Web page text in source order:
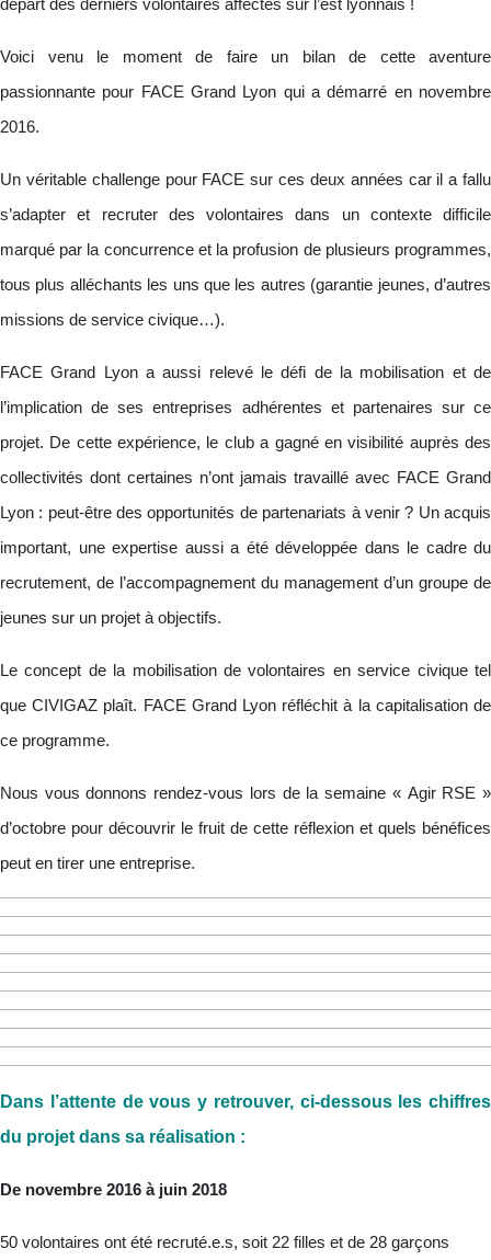
départ des derniers volontaires affectés sur l’est lyonnais !
Voici venu le moment de faire un bilan de cette aventure
passionnante pour FACE Grand Lyon qui a démarré en novembre
2016.
Un véritable challenge pour FACE sur ces deux années car il a fallu
s’adapter et recruter des volontaires dans un contexte difficile
marqué par la concurrence et la profusion de plusieurs programmes,
tous plus alléchants les uns que les autres (garantie jeunes, d’autres
missions de service civique…).
FACE Grand Lyon a aussi relevé le défi de la mobilisation et de
l’implication de ses entreprises adhérentes et partenaires sur ce
projet. De cette expérience, le club a gagné en visibilité auprès des
collectivités dont certaines n’ont jamais travaillé avec FACE Grand
Lyon : peut-être des opportunités de partenariats à venir ? Un acquis
important, une expertise aussi a été développée dans le cadre du
recrutement, de l’accompagnement du management d’un groupe de
jeunes sur un projet à objectifs.
Le concept de la mobilisation de volontaires en service civique tel
que CIVIGAZ plaît. FACE Grand Lyon réfléchit à la capitalisation de
ce programme.
Nous vous donnons rendez-vous lors de la semaine « Agir RSE »
d’octobre pour découvrir le fruit de cette réflexion et quels bénéfices
peut en tirer une entreprise.
Dans l’attente de vous y retrouver, ci-dessous les chiffres
du projet dans sa réalisation :
De novembre 2016 à juin 2018
50 volontaires ont été recruté.e.s, soit 22 filles et de 28 garçons